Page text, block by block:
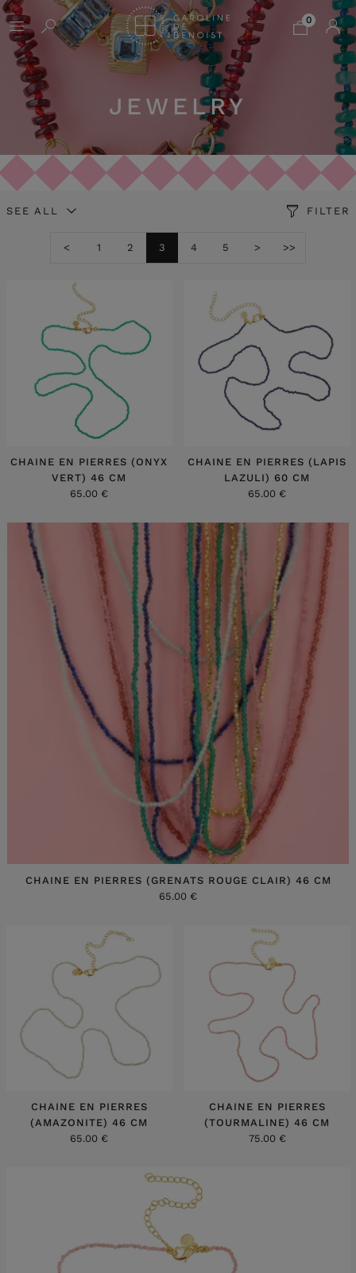
0
JEWELRY
SEE ALL FILTER
< 1 2 3 4 5 > >>
CHAINE EN PIERRES (ONYX
VERT) 46 CM
65.00 €
CHAINE EN PIERRES (LAPIS
LAZULI) 60 CM
65.00 €
CHAINE EN PIERRES (GRENATS ROUGE CLAIR) 46 CM
65.00 €
CHAINE EN PIERRES
(AMAZONITE) 46 CM
65.00 €
CHAINE EN PIERRES
(TOURMALINE) 46 CM
75.00 €